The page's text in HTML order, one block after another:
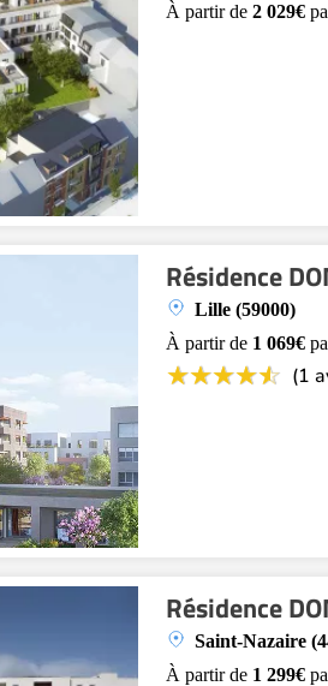
À partir de 2 029€
Résidence
Lille (59000)
À partir de 1 069€
(1
Résidence
Saint-Nazaire
À partir de 1 299€